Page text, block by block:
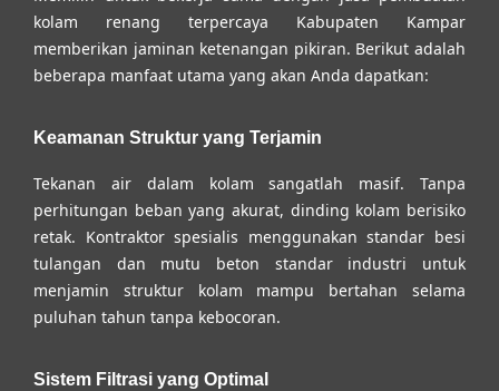
kolam renang terpercaya Kabupaten Kampar
memberikan jaminan ketenangan pikiran. Berikut adalah
beberapa manfaat utama yang akan Anda dapatkan:
Keamanan Struktur yang Terjamin
Tekanan air dalam kolam sangatlah masif. Tanpa
perhitungan beban yang akurat, dinding kolam berisiko
retak. Kontraktor spesialis menggunakan standar besi
tulangan dan mutu beton standar industri untuk
menjamin struktur kolam mampu bertahan selama
puluhan tahun tanpa kebocoran.
Sistem Filtrasi yang Optimal